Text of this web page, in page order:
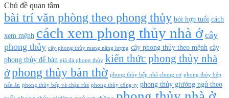
Chủ đề quan tâm
bài trí văn phòng theo phong thủy bói hợp tuổi cách
xem mệnh cách xem phong thủy nhà ở cây
phong thủy cây phong thủy mang năng lượng cây phong thủy theo mệnh cây
phong thủy để bàn giá đá phong thủy kiến thức phong thủy nhà
ởphong thủy bàn thờ phong thủy bếp nhà chung cư phong thủy bếp
nấu ăn phong thủy bếp và chậu rửa phong thủy công ty phong thủy giường ngủ theo